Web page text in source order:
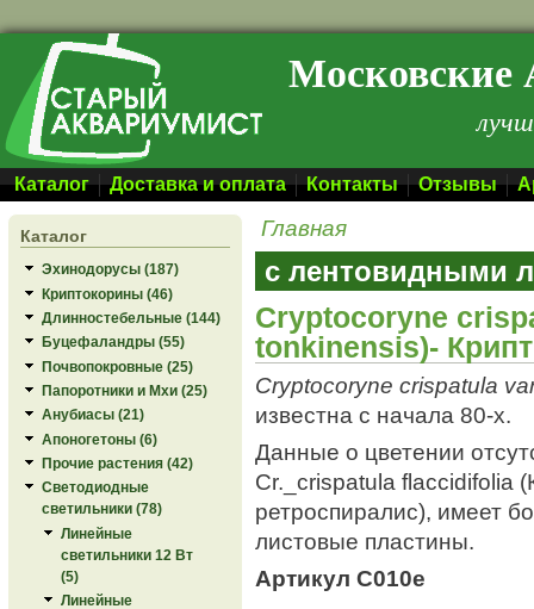
Перейти к основному содержанию Московские
Каталог Доставка и оплата Контакты Отзывы
Каталог
Эхинодорусы (187)
Криптокорины (46)
Длинностебельные (144)
Буцефаландры (55)
Почвопокровные (25)
Папоротники и Мхи (25)
Анубиасы (21)
Апоногетоны (6)
Прочие растения (42)
Светодиодные
светильники (78)
Линейные
светильники 12 Вт
(5)
Линейные
Главная
с лентовидными
Cryptocoryne
tonkinensis)-
Cryptocoryne crispatula
известна с начала 80-х.
Данные о цветении
Cr._сrispatula flaccidifolia
ретроспиралис), имеет
листовые пластины.
Артикул C010e